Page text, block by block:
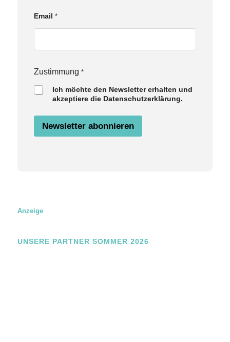
e
t
m
u
n
Email *
Zustimmung *
Ich möchte den Newsletter erhalten und
akzeptiere die Datenschutzerklärung.
Newsletter abonnieren
Anzeige
UNSERE PARTNER SOMMER 2026